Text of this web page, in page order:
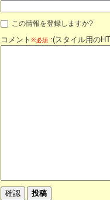
この情報を登録しますか?
コメント ※必須 :(スタイル用の